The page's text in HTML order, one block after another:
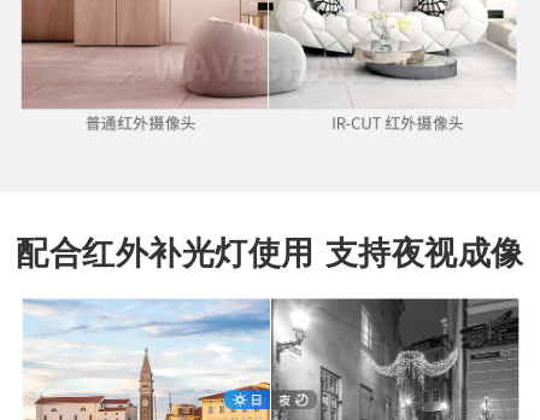
配合红外补光灯使用 支持夜视成像